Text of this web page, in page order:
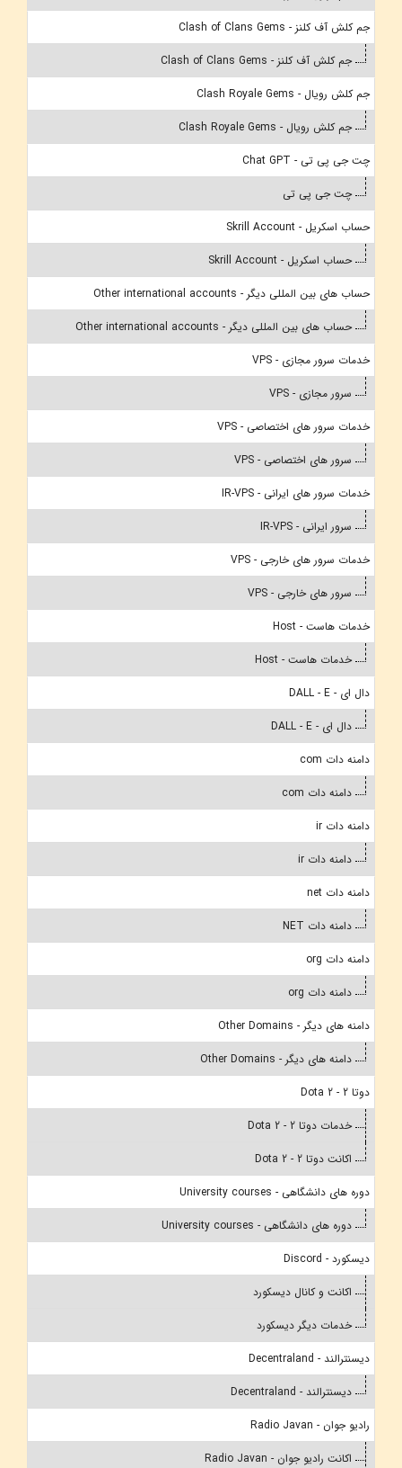
جم کلش آف کلنز - Clash of Clans Gems
جم کلش آف کلنز - Clash of Clans Gems
جم کلش رویال - Clash Royale Gems
جم کلش رویال - Clash Royale Gems
چت جی پی تی - Chat GPT
چت جی پی تی
حساب اسکریل - Skrill Account
حساب اسکریل - Skrill Account
حساب های بین المللی دیگر - Other international accounts
حساب های بین المللی دیگر - Other international accounts
خدمات سرور مجازی - VPS
سرور مجازی - VPS
خدمات سرور های اختصاصی - VPS
سرور های اختصاصی - VPS
خدمات سرور های ایرانی - IR-VPS
سرور ایرانی - IR-VPS
خدمات سرور های خارجی - VPS
سرور های خارجی - VPS
خدمات هاست - Host
خدمات هاست - Host
دال ای - DALL - E
دال ای - DALL - E
دامنه دات com
دامنه دات com
دامنه دات ir
دامنه دات ir
دامنه دات net
دامنه دات NET
دامنه دات org
دامنه دات org
دامنه های دیگر - Other Domains
دامنه های دیگر - Other Domains
دوتا 2 - Dota 2
خدمات دوتا 2 - Dota 2
اکانت دوتا 2 - Dota 2
دوره های دانشگاهی - University courses
دوره های دانشگاهی - University courses
دیسکورد - Discord
اکانت و کانال دیسکورد
خدمات دیگر دیسکورد
دیسنترالند - Decentraland
دیسنترالند - Decentraland
رادیو جوان - Radio Javan
اکانت رادیو جوان - Radio Javan